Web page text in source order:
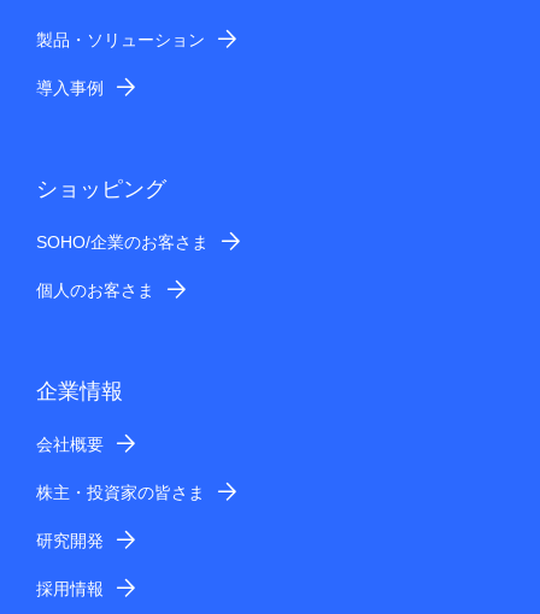
製品・ソリューション
導入事例
ショッピング
SOHO/企業のお客さま
個人のお客さま
企業情報
会社概要
株主・投資家の皆さま
研究開発
採用情報